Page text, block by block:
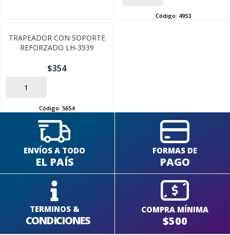
Código: 4953
TRAPEADOR CON SOPORTE
REFORZADO LH-3539
$354
AÑADIR
Código: 5654
ENVÍOS A TODO
EL PAÍS
FORMAS DE
PAGO
TERMINOS &
CONDICIONES
COMPRA MÍNIMA
$500